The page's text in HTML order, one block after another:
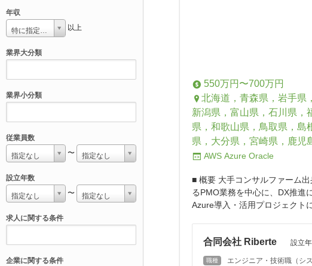
年収
特に指定しない 以上
業界大分類
業界小分類
従業員数
指定なし 〜 指定なし
設立年数
指定なし 〜 指定なし
求人に関する条件
企業に関する条件
550万円〜700万円
北海道，青森県，岩手県
新潟県，富山県，石川県，
県，和歌山県，鳥取県，島
県，大分県，宮崎県，鹿児
AWS Azure Oracle
■ 概要 大手コンサルファーム
るPMO業務を中心に、DX推進
Azure導入・活用プロジェクト
合同会社 Riberte 設立
職種 エンジニア・技術職（シ